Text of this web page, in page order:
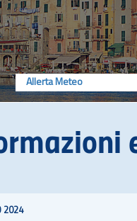
Allerta Meteo
2024